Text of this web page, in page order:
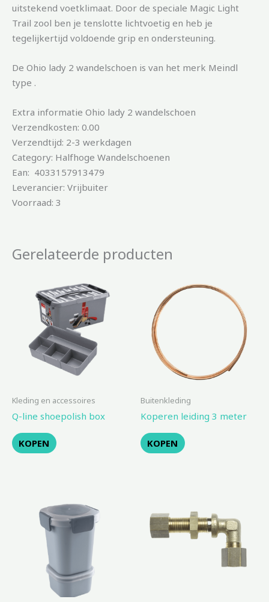
uitstekend voetklimaat. Door de speciale Magic Light
Trail zool ben je tenslotte lichtvoetig en heb je
tegelijkertijd voldoende grip en ondersteuning.
De Ohio lady 2 wandelschoen is van het merk Meindl
type .
Extra informatie Ohio lady 2 wandelschoen
Verzendkosten: 0.00
Verzendtijd: 2-3 werkdagen
Category: Halfhoge Wandelschoenen
Ean: 4033157913479
Leverancier: Vrijbuiter
Voorraad: 3
Gerelateerde producten
Kleding en accessoires
Q-line shoepolish box
KOPEN
Buitenkleding
Koperen leiding 3 meter
KOPEN